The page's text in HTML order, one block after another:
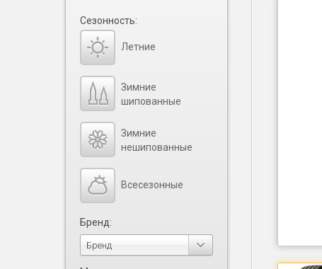
Сезонность:
Летние
Зимние
шипованные
Зимние
нешипованные
Всесезонные
Бренд:
Бренд